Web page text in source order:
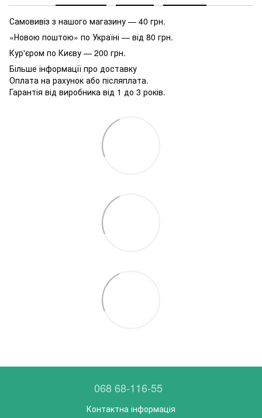
Самовивіз з нашого магазину — 40 грн.
«Новою поштою» по Україні — від 80 грн.
Кур'єром по Києву — 200 грн.
Більше інформації про доставку
Оплата на рахунок або післяплата.
Гарантія від виробника від 1 до 3 років.
068 68-116-55
Контактна інформація